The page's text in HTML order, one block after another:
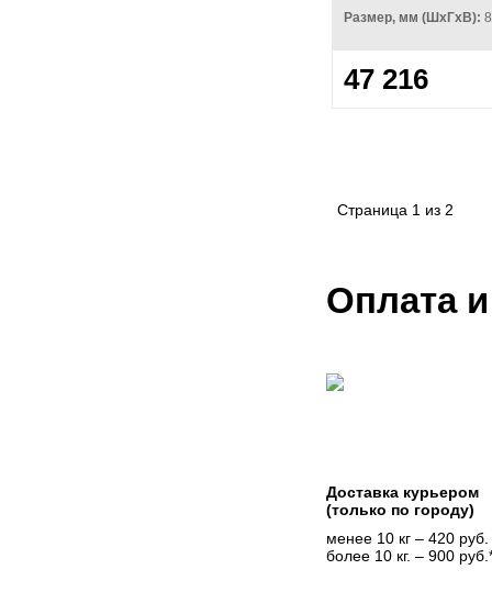
Размер, мм (ШхГхВ):
47 216
Страница 1 из 2
Оплата
Доставка курьером
(только по городу)
менее 10 кг – 420 руб.
более 10 кг. – 900